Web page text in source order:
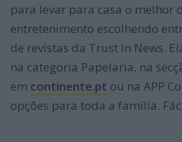
para levar para casa o melhor
entretenimento escolhendo
de revistas da Trust In News.
na categoria Papelaria, na
em continente.pt ou na APP
opções para toda a família.